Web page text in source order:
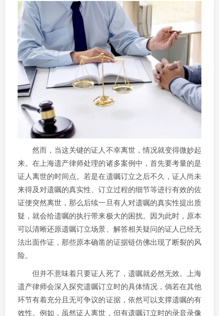
然而，当这关键的证人不幸离世，情况就变得微妙起
来。在上海遗产律师处理的诸多案例中，首先要考量的是
证人离世的时间点。若是在遗嘱订立之后不久，证人尚未
来得及对遗嘱的真实性、订立过程的细节等进行有效的佐
证便突然离世，那么后续一旦有人对遗嘱的真实性提出质
疑，就会给遗嘱的执行带来极大的困扰。因为此时，原本
可以清晰还原遗嘱订立场景、解答相关疑问的证人已经无
法出面作证，那些原本确凿的证据链仿佛出现了断裂的风
险。
但并不意味着只要证人死了，遗嘱就必然无效。上海
遗产律师会深入探究遗嘱订立时的具体情况，倘若在其他
环节有着充分且无可争议的证据，依然可以支撑遗嘱的有
效性。例如，虽然证人离世，但有遗嘱订立时的录音录像